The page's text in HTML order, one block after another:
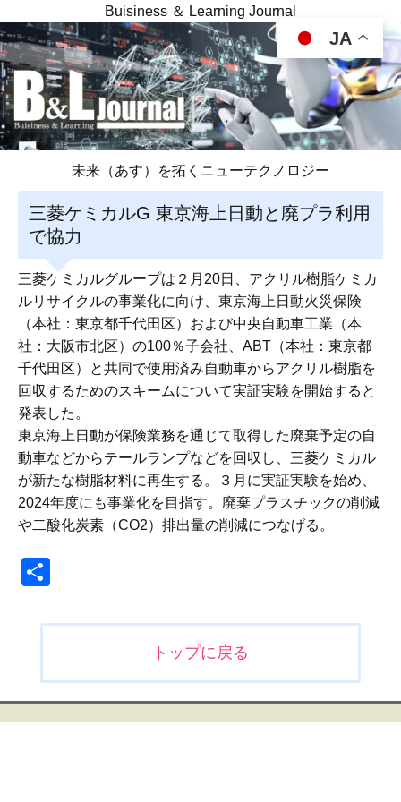
Buisiness ＆ Learning Journal
未来（あす）を拓くニューテクノロジー
三菱ケミカルG 東京海上日動と廃プラ利用
で協力
三菱ケミカルグループは２月20日、アクリル樹脂ケミカ
ルリサイクルの事業化に向け、東京海上日動火災保険
（本社：東京都千代田区）および中央自動車工業（本
社：大阪市北区）の100％子会社、ABT（本社：東京都
千代田区）と共同で使用済み自動車からアクリル樹脂を
回収するためのスキームについて実証実験を開始すると
発表した。
東京海上日動が保険業務を通じて取得した廃棄予定の自
動車などからテールランプなどを回収し、三菱ケミカル
が新たな樹脂材料に再生する。３月に実証実験を始め、
2024年度にも事業化を目指す。廃棄プラスチックの削減
や二酸化炭素（CO2）排出量の削減につなげる。
ビ
ゲ
トップに戻る
JA